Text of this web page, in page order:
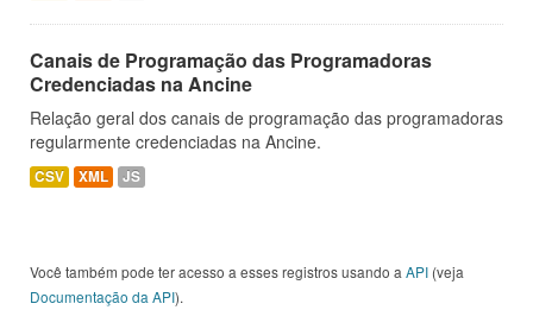
Canais de Programação das Programadoras
Credenciadas na Ancine
Relação geral dos canais de programação das programadoras
regularmente credenciadas na Ancine.
CSV XML JS
Você também pode ter acesso a esses registros usando a API (veja
Documentação da API).